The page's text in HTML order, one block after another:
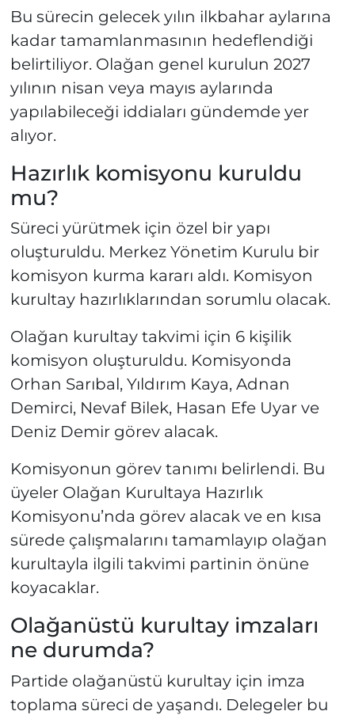
Bu sürecin gelecek yılın ilkbahar aylarına
kadar tamamlanmasının hedeflendiği
belirtiliyor. Olağan genel kurulun 2027
yılının nisan veya mayıs aylarında
yapılabileceği iddiaları gündemde yer
alıyor.
Hazırlık komisyonu kuruldu
mu?
Süreci yürütmek için özel bir yapı
oluşturuldu. Merkez Yönetim Kurulu bir
komisyon kurma kararı aldı. Komisyon
kurultay hazırlıklarından sorumlu olacak.
Olağan kurultay takvimi için 6 kişilik
komisyon oluşturuldu. Komisyonda
Orhan Sarıbal, Yıldırım Kaya, Adnan
Demirci, Nevaf Bilek, Hasan Efe Uyar ve
Deniz Demir görev alacak.
Komisyonun görev tanımı belirlendi. Bu
üyeler Olağan Kurultaya Hazırlık
Komisyonu’nda görev alacak ve en kısa
sürede çalışmalarını tamamlayıp olağan
kurultayla ilgili takvimi partinin önüne
koyacaklar.
Olağanüstü kurultay imzaları
ne durumda?
Partide olağanüstü kurultay için imza
toplama süreci de yaşandı. Delegeler bu